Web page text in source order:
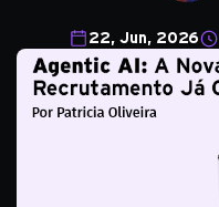
22, Jun, 2026